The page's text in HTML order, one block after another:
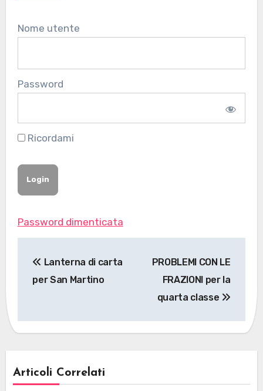
Nome utente
Password
Ricordami
Password dimenticata
articoli
Lanterna di carta
per San Martino
PROBLEMI CON LE
FRAZIONI per la
quarta classe
Articoli Correlati